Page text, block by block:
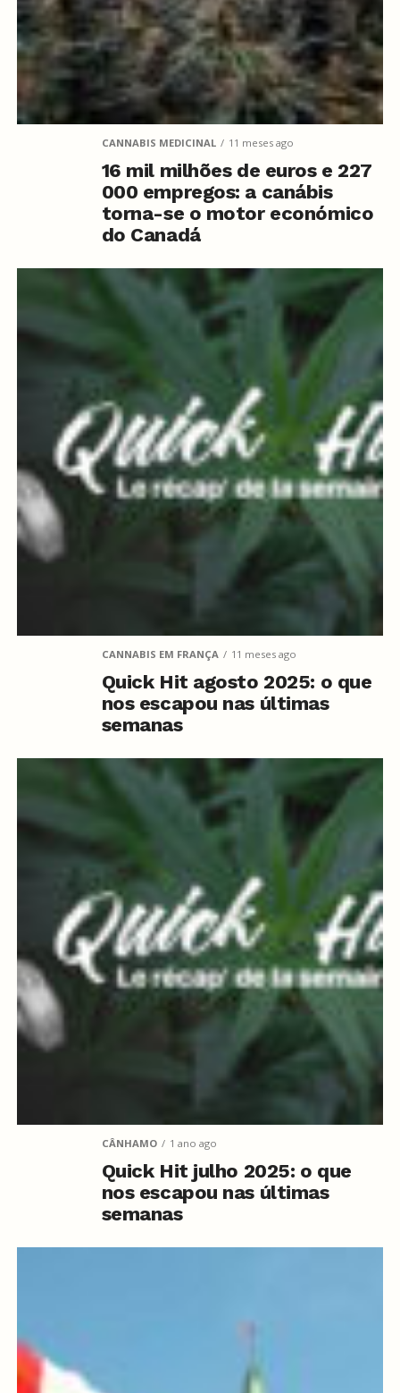
CANNABIS MEDICINAL 11 meses ago
16 mil milhões de euros e 227
000 empregos: a canábis
torna-se o motor económico
do Canadá
CANNABIS EM FRANÇA 11 meses ago
Quick Hit agosto 2025: o que
nos escapou nas últimas
semanas
CÂNHAMO 1 ano ago
Quick Hit julho 2025: o que
nos escapou nas últimas
semanas